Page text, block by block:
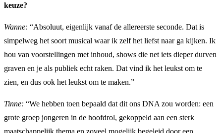
keuze?
Wanne: “Absoluut, eigenlijk vanaf de allereerste seconde. Dat is
simpelweg het soort musical waar ik zelf het liefst naar ga kijken. Ik
hou van voorstellingen met inhoud, shows die net iets dieper durven
graven en je als publiek echt raken. Dat vind ik het leukst om te
zien, en dus ook het leukst om te maken.”
Tinne: “We hebben toen bepaald dat dit ons DNA zou worden: een
grote groep jongeren in de hoofdrol, gekoppeld aan een sterk
maatschappelijk thema en zoveel mogelijk begeleid door een